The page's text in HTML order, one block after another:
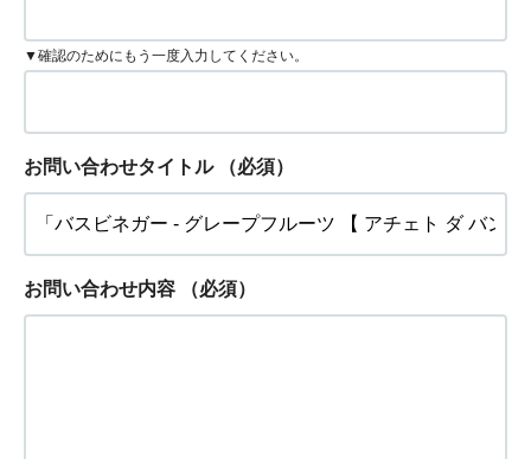
▼確認のためにもう一度入力してください。
お問い合わせタイトル （必須）
お問い合わせ内容 （必須）